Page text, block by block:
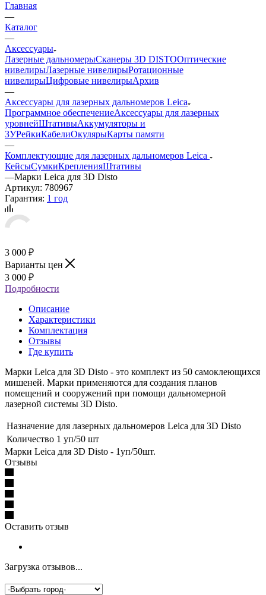
Главная
—
Каталог
—
Аксессуары
Лазерные дальномерыСканеры 3D DISTOОптические
нивелирыЛазерные нивелирыРотационные
нивелирыЦифровые нивелирыАрхив
—
Аксессуары для лазерных дальномеров Leica
Программное обеспечениеАксессуары для лазерных
уровнейШтативыАккумуляторы и
ЗУРейкиКабелиОкулярыКарты памяти
—
Комплектующие для лазерных дальномеров Leica
КейсыСумкиКрепленияШтативы
—Марки Leica для 3D Disto
Артикул: 780967
Гарантия: 1 год
3 000 ₽
Варианты цен
3 000 ₽
Подробности
Описание
Характеристики
Комплектация
Отзывы
Где купить
Марки Leica для 3D Disto - это комплект из 50 самоклеющихся
мишеней. Марки применяются для создания планов
помещений и сооружений при помощи дальномерной
лазерной системы 3D Disto.
Назначение для лазерных дальномеров Leica для 3D Disto
Количество 1 уп/50 шт
Марки Leica для 3D Disto - 1уп/50шт.
Отзывы
Оставить отзыв
Загрузка отзывов...